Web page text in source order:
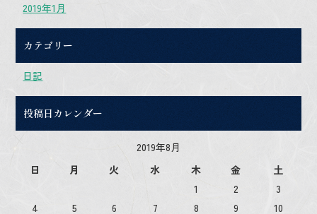
2019年1月
カテゴリー
日記
投稿日カレンダー
2019年8月
日
月 火 水 木 金
土
1
2
3
4
5 6 7 8 9 10